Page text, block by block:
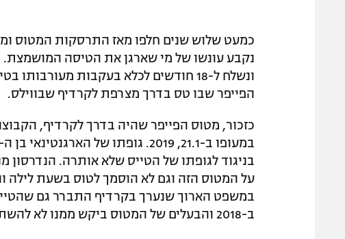
כמעט שלוש שנים חלפו מאז התרסקות המטוס
נקבע עונשו של מי שארגן את הטיסה המושמצת.
ונשלח ל-18 חודשים לכלא בעקבות
הפייפר שבו טס בדרך מצרפת לקרדיף שבווילס.
כזכור, מטוס הפייפר שהיה בדרך לקרדיף,
בניגוד לגופתו של הטייס שלא אותרה.
במשפט הארוך שנערך בקרדיף התברר גם
ב-2018 והבעלים של המטוס ביקש ממנו לא להשתמש בו יותר.